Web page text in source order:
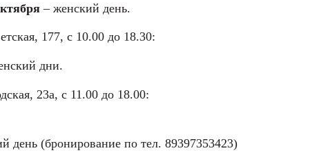
– женский день.
177, с 10.00 до 18.30:
дни.
23а, с 11.00 до 18.00:
день (бронирование по тел. 89397353423)